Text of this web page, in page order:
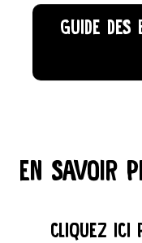
GUIDE DES
EN SAVOIR
CLIQUEZ ICI